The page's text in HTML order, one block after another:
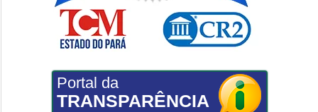
Portal da
TRANSPARÊNCIA